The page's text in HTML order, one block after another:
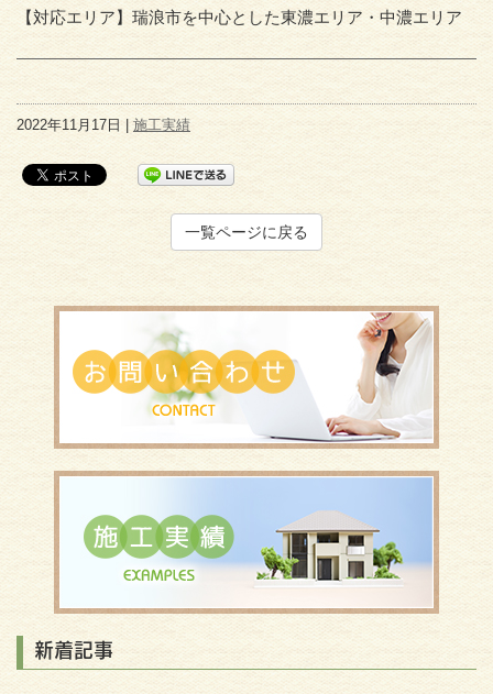
【対応エリア】瑞浪市を中心とした東濃エリア・中濃エリア
2022年11月17日 |施工実績
一覧ページに戻る
新着記事